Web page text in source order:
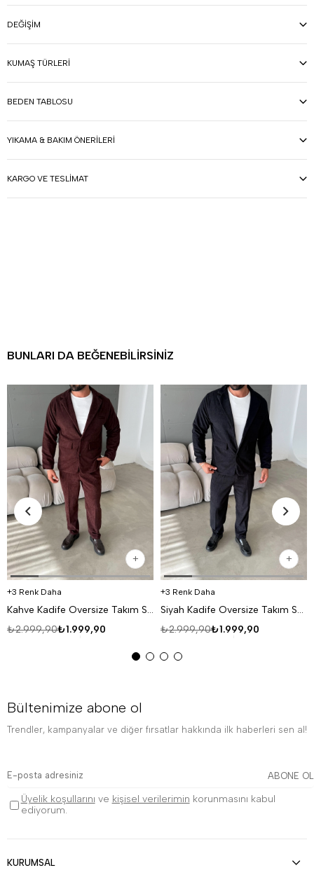
DEĞIŞIM
KUMAŞ TÜRLERI
BEDEN TABLOSU
YIKAMA & BAKIM ÖNERILERI
KARGO VE TESLIMAT
BUNLARI DA BEĞENEBILIRSINIZ
3 Renk Daha
Kahve Kadife Oversize Takım SNZ K5020
₺1.999,90
₺2.999,90
3 Renk Daha
Siyah Kadife Oversize Takım SNZ K5020
₺1.999,90
₺2.999,90
Bültenimize abone ol
Trendler, kampanyalar ve diğer fırsatlar hakkında ilk haberleri sen al!
ABONE OL
Üyelik koşullarını ve kişisel verilerimin korunmasını kabul
ediyorum.
KURUMSAL